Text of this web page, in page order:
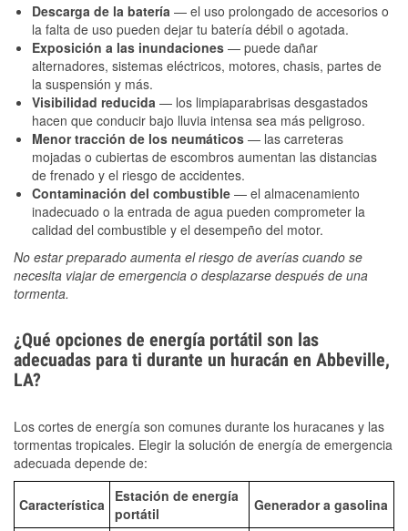
Descarga de la batería — el uso prolongado de accesorios o
la falta de uso pueden dejar tu batería débil o agotada.
Exposición a las inundaciones — puede dañar
alternadores, sistemas eléctricos, motores, chasis, partes de
la suspensión y más.
Visibilidad reducida — los limpiaparabrisas desgastados
hacen que conducir bajo lluvia intensa sea más peligroso.
Menor tracción de los neumáticos — las carreteras
mojadas o cubiertas de escombros aumentan las distancias
de frenado y el riesgo de accidentes.
Contaminación del combustible — el almacenamiento
inadecuado o la entrada de agua pueden comprometer la
calidad del combustible y el desempeño del motor.
No estar preparado aumenta el riesgo de averías cuando se
necesita viajar de emergencia o desplazarse después de una
tormenta.
¿Qué opciones de energía portátil son las
adecuadas para ti durante un huracán en Abbeville,
LA?
Los cortes de energía son comunes durante los huracanes y las
tormentas tropicales. Elegir la solución de energía de emergencia
adecuada depende de:
Característica
Estación de energía
portátil
Generador a gasolina